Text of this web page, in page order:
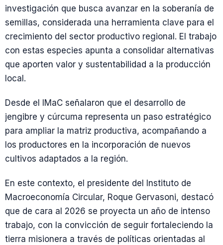
investigación que busca avanzar en la soberanía de
semillas, considerada una herramienta clave para el
crecimiento del sector productivo regional. El trabajo
con estas especies apunta a consolidar alternativas
que aporten valor y sustentabilidad a la producción
local.
Desde el IMaC señalaron que el desarrollo de
jengibre y cúrcuma representa un paso estratégico
para ampliar la matriz productiva, acompañando a
los productores en la incorporación de nuevos
cultivos adaptados a la región.
En este contexto, el presidente del Instituto de
Macroeconomía Circular, Roque Gervasoni, destacó
que de cara al 2026 se proyecta un año de intenso
trabajo, con la convicción de seguir fortaleciendo la
tierra misionera a través de políticas orientadas al